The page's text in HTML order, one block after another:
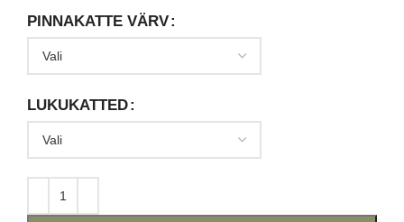
PINNAKATTE VÄRV
LUKUKATTED